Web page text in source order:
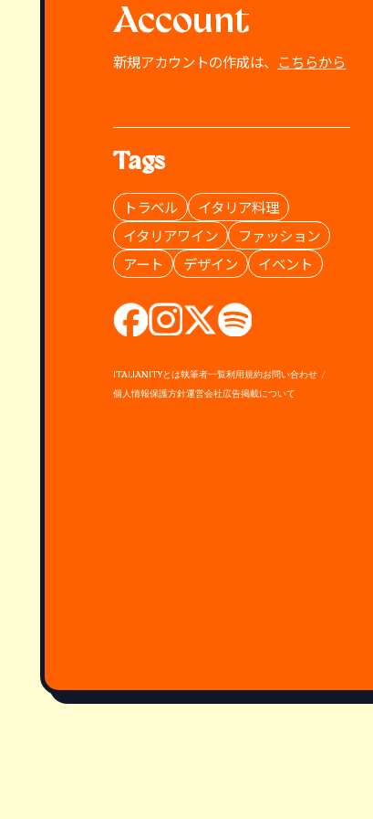
Account
新規アカウントの作成は、 こちらから
Tags
トラベル
イタリア料理
イタリアワイン
ファッション
アート
デザイン イベント
ITALIANITYとは執筆者一覧利用規約お問い合わせ
個人情報保護方針運営会社広告掲載について